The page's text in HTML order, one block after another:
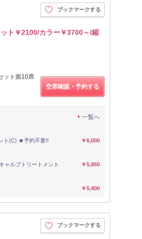
ブックマークする
ト￥2100/カラー￥3700～/縮
ット面10席
空席確認・予約する
一覧へ
ト(C) ★予約不要!! ￥6,000
ャルプトリートメント ￥5,950
￥5,400
ブックマークする